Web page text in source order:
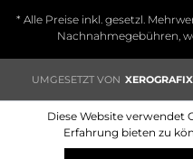
* Alle Preise inkl. gesetzl.
Nachnahmegebühren,
UMGESETZT VON
Diese Website verwendet
Erfahrung bieten zu